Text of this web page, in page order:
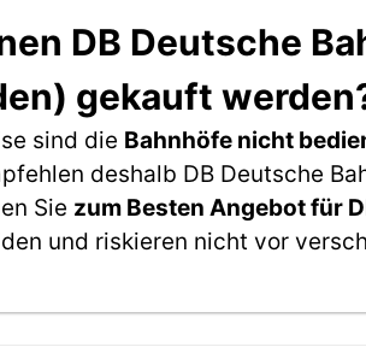
DB Deutsche
gekauft
sind die Bahnhöfe nicht
deshalb DB Deutsche
Sie zum Besten Angebot für
und riskieren nicht vor